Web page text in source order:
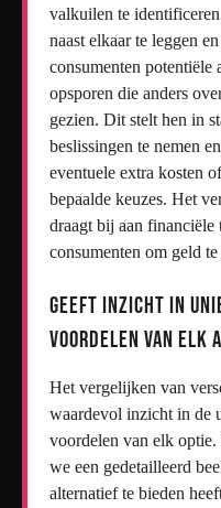
valkuilen te
naast elkaar te leggen
consumenten potentiële
opsporen die anders
gezien. Dit stelt hen in
beslissingen te nemen
eventuele extra kosten
bepaalde keuzes. Het
draagt bij aan financiële
consumenten om geld
Geeft inzicht in
voordelen van elk
Het vergelijken van
waardevol inzicht in de
voordelen van elk
we een gedetailleerd
alternatief te bieden